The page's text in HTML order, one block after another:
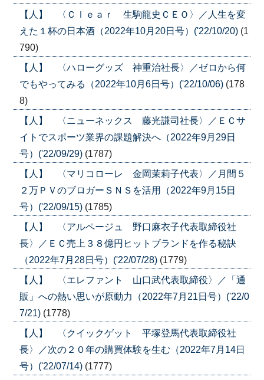
【人】 〈Ｃｌｅａｒ 生駒龍史ＣＥＯ〉／人生を変
えた１杯の日本酒（2022年10月20日号）('22/10/20) (1
790)
【人】 〈ハローグッズ 神重治社長〉／ゼロから何
でもやってみる（2022年10月6日号）('22/10/06) (178
8)
【人】 〈ニューネックス 藤光謙司社長〉／ＥＣサ
イトでスポーツ業界の課題解決へ（2022年9月29日
号）('22/09/29) (1787)
【人】 〈マリコローレ 金岡茉莉子代表〉／月間５
２万ＰＶのブロガーＳＮＳを活用（2022年9月15日
号）('22/09/15) (1785)
【人】 〈アルページュ 野口麻衣子代表取締役社
長〉／ＥＣ売上３８億円ヒットブランドを作る秘訣
（2022年7月28日号）('22/07/28) (1779)
【人】 〈エレファント 山口武代表取締役〉／「通
販」への熱い思いが原動力（2022年7月21日号）('22/0
7/21) (1778)
【人】 〈クイックゲット 平塚登馬代表取締役社
長〉／次の２０年の購買体験を生む（2022年7月14日
号）('22/07/14) (1777)